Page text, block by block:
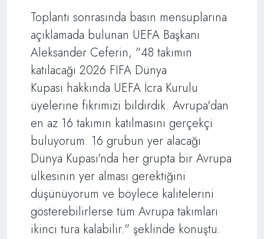
Toplantı sonrasında basın mensuplarına
açıklamada bulunan UEFA Başkanı
Aleksander Ceferin, "48 takımın
katılacağı 2026 FIFA Dünya
Kupası hakkında UEFA İcra Kurulu
üyelerine fikrimizi bildirdik. Avrupa'dan
en az 16 takımın katılmasını gerçekçi
buluyorum. 16 grubun yer alacağı
Dünya Kupası'nda her grupta bir Avrupa
ülkesinin yer alması gerektiğini
düşünüyorum ve böylece kalitelerini
gösterebilirlerse tüm Avrupa takımları
ikinci tura kalabilir." şeklinde konuştu.